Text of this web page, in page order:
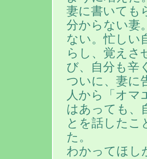
妻に書いても
分からない妻
ない。忙しい
らし、覚えさ
び、自分も辛
ついに、妻に
人から「オマ
はあっても、
とを話したこ
た。
わかってほし